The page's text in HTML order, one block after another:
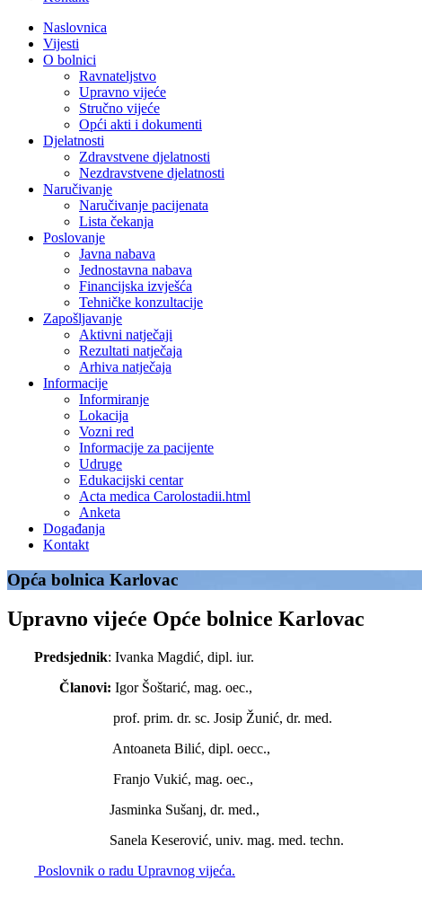
Naslovnica
Vijesti
O bolnici
Ravnateljstvo
Upravno vijeće
Stručno vijeće
Opći akti i dokumenti
Djelatnosti
Zdravstvene djelatnosti
Nezdravstvene djelatnosti
Naručivanje
Naručivanje pacijenata
Lista čekanja
Poslovanje
Javna nabava
Jednostavna nabava
Financijska izvješća
Tehničke konzultacije
Zapošljavanje
Aktivni natječaji
Rezultati natječaja
Arhiva natječaja
Informacije
Informiranje
Lokacija
Vozni red
Informacije za pacijente
Udruge
Edukacijski centar
Acta medica Carolostadii.html
Anketa
Događanja
Kontakt
Opća bolnica Karlovac
Upravno vijeće Opće bolnice Karlovac
Predsjednik: Ivanka Magdić, dipl. iur.
Članovi: Igor Šoštarić, mag. oec.,
prof. prim. dr. sc. Josip Žunić, dr. med.
Antoaneta Bilić, dipl. oecc.,
Franjo Vukić, mag. oec.,
Jasminka Sušanj, dr. med.,
Sanela Keserović, univ. mag. med. techn.
Poslovnik o radu Upravnog vijeća.